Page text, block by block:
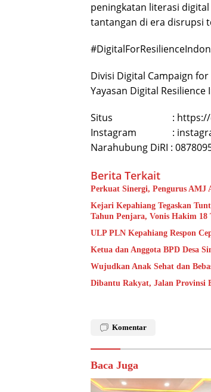
peningkatan literasi
tantangan di era disrupsi
Divisi Digital Campaign for
Yayasan Digital Resilience
Situs : https://
Instagram :
Narahubung DiRI :
Berita Terkait
Perkuat Sinergi, Pengurus AMJ
Kejari Kepahiang Tegaskan
Tahun Penjara, Vonis Hakim 18
ULP PLN Kepahiang Respon
Ketua dan Anggota BPD Desa
Wujudkan Anak Sehat dan
Dibantu Rakyat, Jalan Provinsi
Komentar
Baca Juga